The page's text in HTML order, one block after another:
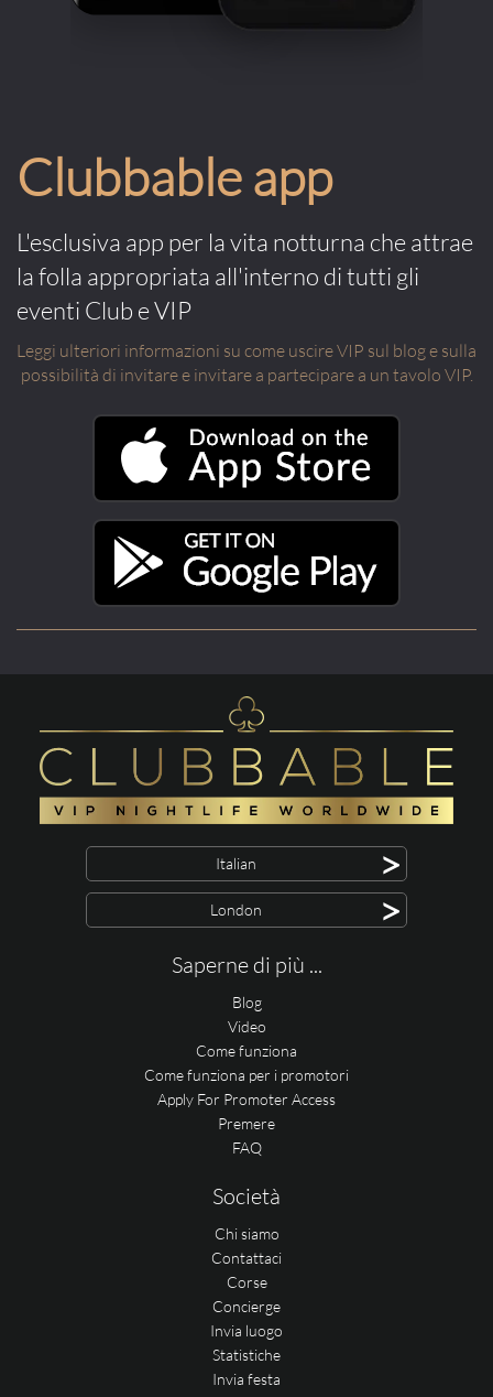
Clubbable app
L'esclusiva app per la vita notturna che attrae
la folla appropriata all'interno di tutti gli
eventi Club e VIP
Leggi ulteriori informazioni su come uscire VIP sul blog e sulla
possibilità di invitare e invitare a partecipare a un tavolo VIP.
Italian >
London >
Saperne di più ...
Blog
Video
Come funziona
Come funziona per i promotori
Apply For Promoter Access
Premere
FAQ
Società
Chi siamo
Contattaci
Corse
Concierge
Invia luogo
Statistiche
Invia festa